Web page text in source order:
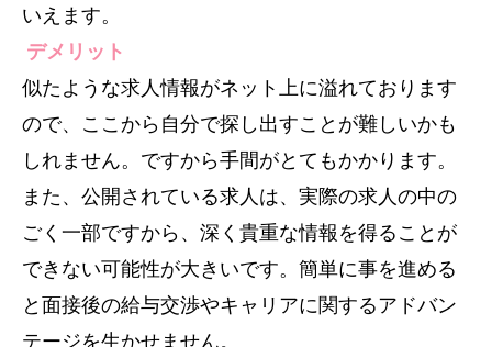
いえます。
デメリット
似たような求人情報がネット上に溢れております
ので、ここから自分で探し出すことが難しいかも
しれません。ですから手間がとてもかかります。
また、公開されている求人は、実際の求人の中の
ごく一部ですから、深く貴重な情報を得ることが
できない可能性が大きいです。簡単に事を進める
と面接後の給与交渉やキャリアに関するアドバン
テージを生かせません。